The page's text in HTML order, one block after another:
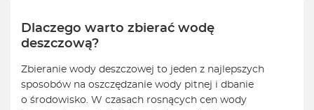
Dlaczego warto zbierać wodę
deszczową?
Zbieranie wody deszczowej to jeden z najlepszych
sposobów na oszczędzanie wody pitnej i dbanie
o środowisko. W czasach rosnących cen wody